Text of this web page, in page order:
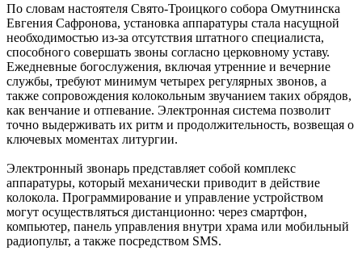
По словам настоятеля Свято-Троицкого собора Омутнинска
Евгения Сафронова, установка аппаратуры стала насущной
необходимостью из-за отсутствия штатного специалиста,
способного совершать звоны согласно церковному уставу.
Ежедневные богослужения, включая утренние и вечерние
службы, требуют минимум четырех регулярных звонов, а
также сопровождения колокольным звучанием таких обрядов,
как венчание и отпевание. Электронная система позволит
точно выдерживать их ритм и продолжительность, возвещая о
ключевых моментах литургии.
Электронный звонарь представляет собой комплекс
аппаратуры, который механически приводит в действие
колокола. Программирование и управление устройством
могут осуществляться дистанционно: через смартфон,
компьютер, панель управления внутри храма или мобильный
радиопульт, а также посредством SMS.